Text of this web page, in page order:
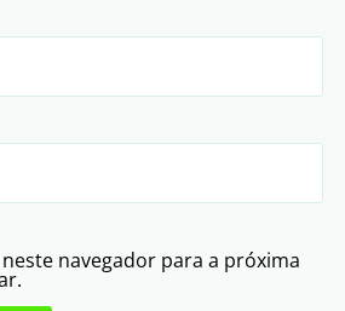
navegador para a próxima